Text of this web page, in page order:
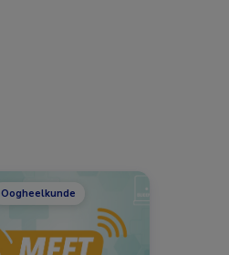
Oogheelkunde